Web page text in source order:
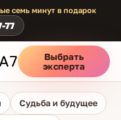
семь минут в подарок
77
Выбрать
эксперта
Судьба и будущее